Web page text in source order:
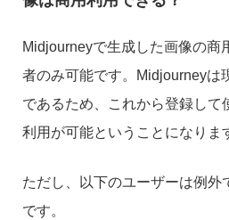
Midjourneyで生成した画像の商
者のみ可能です。Midjourneyは
であるため、これから登録して
利用が可能ということになりま
ただし、以下のユーザーは例外
です。